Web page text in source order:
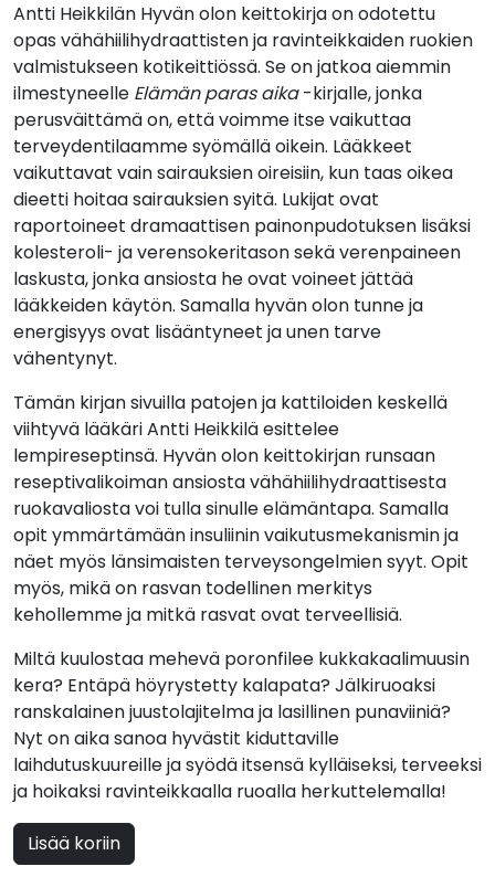
Antti Heikkilän Hyvän olon keittokirja on odotettu
opas vähähiilihydraattisten ja ravinteikkaiden ruokien
valmistukseen kotikeittiössä. Se on jatkoa aiemmin
ilmestyneelle Elämän paras aika-kirjalle, jonka
perusväittämä on, että voimme itse vaikuttaa
terveydentilaamme syömällä oikein. Lääkkeet
vaikuttavat vain sairauksien oireisiin, kun taas oikea
dieetti hoitaa sairauksien syitä. Lukijat ovat
raportoineet dramaattisen painonpudotuksen lisäksi
kolesteroli- ja verensokeritason sekä verenpaineen
laskusta, jonka ansiosta he ovat voineet jättää
lääkkeiden käytön. Samalla hyvän olon tunne ja
energisyys ovat lisääntyneet ja unen tarve
vähentynyt.
Tämän kirjan sivuilla patojen ja kattiloiden keskellä
viihtyvä lääkäri Antti Heikkilä esittelee
lempireseptinsä. Hyvän olon keittokirjan runsaan
reseptivalikoiman ansiosta vähähiilihydraattisesta
ruokavaliosta voi tulla sinulle elämäntapa. Samalla
opit ymmärtämään insuliinin vaikutusmekanismin ja
näet myös länsimaisten terveysongelmien syyt. Opit
myös, mikä on rasvan todellinen merkitys
kehollemme ja mitkä rasvat ovat terveellisiä.
Miltä kuulostaa mehevä poronfilee kukkakaalimuusin
kera? Entäpä höyrystetty kalapata? Jälkiruoaksi
ranskalainen juustolajitelma ja lasillinen punaviiniä?
Nyt on aika sanoa hyvästit kiduttaville
laihdutuskuureille ja syödä itsensä kylläiseksi, terveeksi
ja hoikaksi ravinteikkaalla ruoalla herkuttelemalla!
Lisää koriin